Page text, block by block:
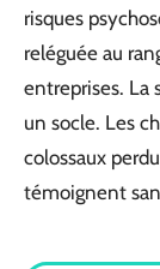
risques
reléguée au
entreprises. La
un socle. Les
colossaux
témoignent